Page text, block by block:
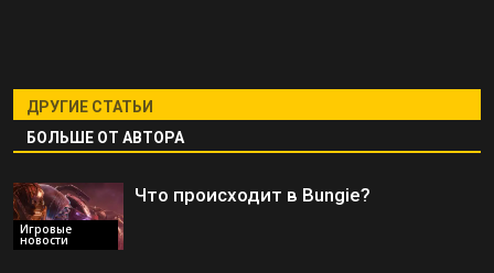
ДРУГИЕ СТАТЬИ
БОЛЬШЕ ОТ АВТОРА
Игровые
новости
Что происходит в Bungie?